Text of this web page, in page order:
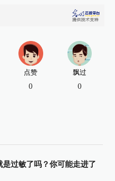
点赞
0
飘过
0
是过敏了吗？你可能走进了